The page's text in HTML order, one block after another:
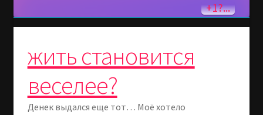
+1?...
жить становится
веселее?
Денек выдался еще тот… Моё хотело